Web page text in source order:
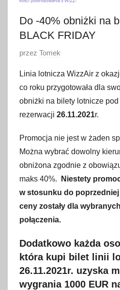
Do -40% obniżki na
BLACK FRIDAY
O
u
b
l
i
o
w
a
n
o
2
6
i
s
t
o
przez Tomek
Linia lotnicza WizzAir z
co roku przygotowała dla
obniżki na bilety lotnicze
rezerwacji 26.11.2021r.
Promocja nie jest w żaden
Można wybrać dowolny
obniżona zgodnie z
maks 40%.
Niestety
w stosunku do
ceny zostały dla
połączenia.
Dodatkowo każda
która kupi bilet linii
26.11.2021r. uzyska
wygrania 1000 EUR